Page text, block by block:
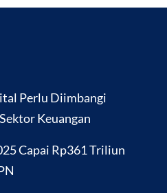
Perlu Diimbangi
Keuangan
Capai Rp361 Triliun